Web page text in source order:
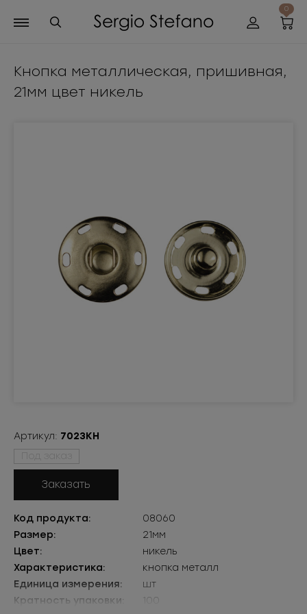
0
Кнопка металлическая, пришивная,
21мм цвет никель
Артикул: 7023КН
Под заказ
Заказать
Код продукта:
08060
Размер:
21мм
Цвет:
никель
Характеристика:
кнопка металл
Единица измерения:
шт
Кратность упаковки:
100